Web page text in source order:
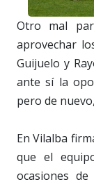
Otro mal
aprovechar
Guijuelo y
ante sí la
pero de
En Vilalba
que el
ocasiones